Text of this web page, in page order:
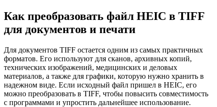
Как преобразовать файл HEIC в TIFF
для документов и печати
Для документов TIFF остается одним из самых практичных
форматов. Его используют для сканов, архивных копий,
технических изображений, медицинских и деловых
материалов, а также для графики, которую нужно хранить в
надежном виде. Если исходный файл пришел в HEIC, его
можно преобразовать в TIFF, чтобы повысить совместимость
с программами и упростить дальнейшее использование.